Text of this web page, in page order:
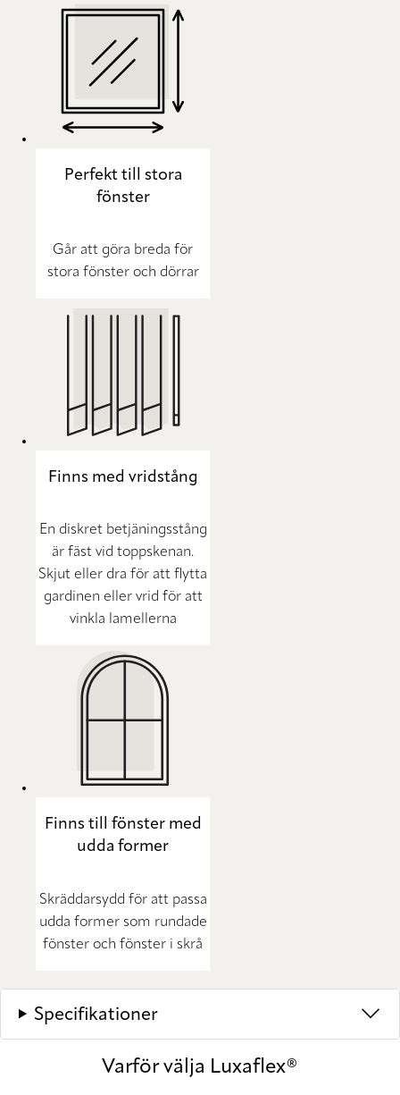
Perfekt till stora
fönster
Går att göra breda för
stora fönster och dörrar
Finns med vridstång
En diskret betjäningsstång
är fäst vid toppskenan.
Skjut eller dra för att flytta
gardinen eller vrid för att
vinkla lamellerna
Finns till fönster med
udda former
Skräddarsydd för att passa
udda former som rundade
fönster och fönster i skrå
Specifikationer
Varför välja Luxaflex®